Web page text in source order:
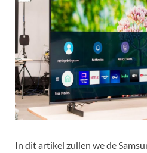
In dit artikel zullen we de